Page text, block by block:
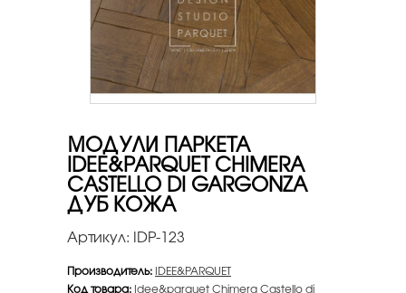
МОДУЛИ ПАРКЕТА
IDEE&PARQUET CHIMERA
CASTELLO DI GARGONZA
ДУБ КОЖА
Артикул: IDP-123
Производитель: IDEE&PARQUET
Код товара: Idee&parquet Chimera Castello di